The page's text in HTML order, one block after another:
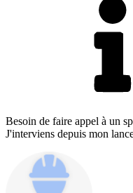
Besoin de faire appel à un
J'interviens depuis mon